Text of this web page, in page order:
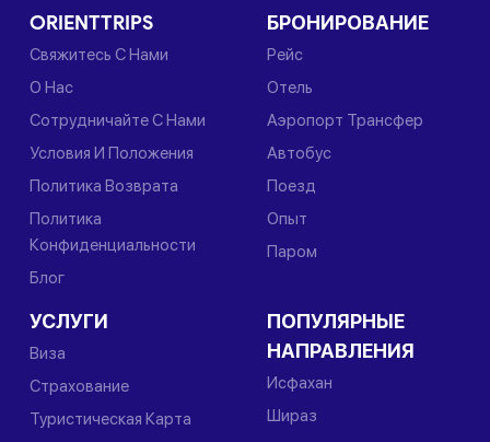
ORIENTTRIPS
Свяжитесь С Нами
О Нас
Сотрудничайте С Нами
Условия И Положения
Политика Возврата
Политика
Конфиденциальности
Блог
БРОНИРОВАНИЕ
Рейс
Отель
Аэропорт Трансфер
Автобус
Поезд
Опыт
Паром
УСЛУГИ
Виза
Страхование
Туристическая Карта
ПОПУЛЯРНЫЕ
НАПРАВЛЕНИЯ
Исфахан
Шираз